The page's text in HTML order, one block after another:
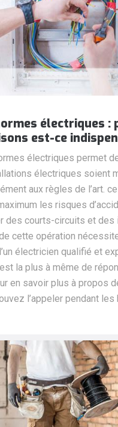
électriques :
est-ce
électriques permet
électriques soient
aux règles de l’art.
les risques
des courts-circuits et des
cette opération
électricien qualifié et
la plus à même de
en savoir plus à propos
l’appeler pendant les